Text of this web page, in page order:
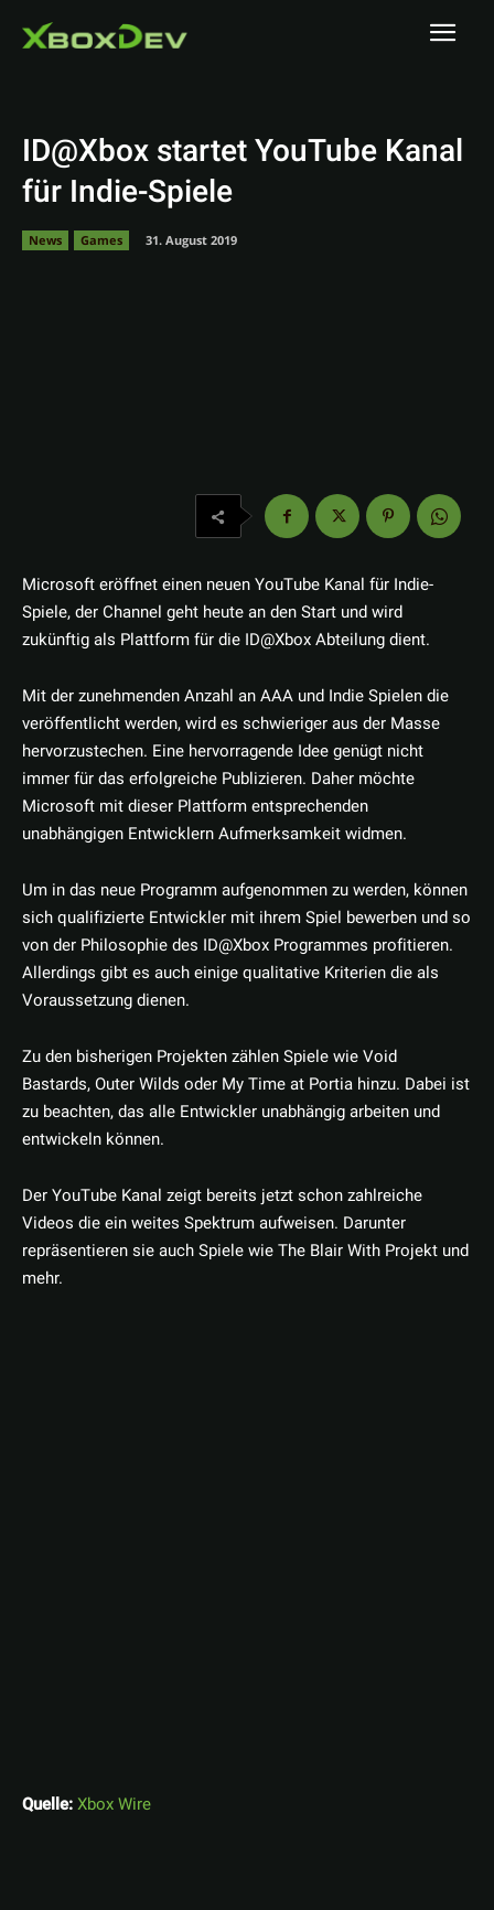
ID@Xbox startet YouTube Kanal
für Indie-Spiele
News Games 31. August 2019
Microsoft eröffnet einen neuen YouTube Kanal für Indie-
Spiele, der Channel geht heute an den Start und wird
zukünftig als Plattform für die ID@Xbox Abteilung dient.
Mit der zunehmenden Anzahl an AAA und Indie Spielen die
veröffentlicht werden, wird es schwieriger aus der Masse
hervorzustechen. Eine hervorragende Idee genügt nicht
immer für das erfolgreiche Publizieren. Daher möchte
Microsoft mit dieser Plattform entsprechenden
unabhängigen Entwicklern Aufmerksamkeit widmen.
Um in das neue Programm aufgenommen zu werden, können
sich qualifizierte Entwickler mit ihrem Spiel bewerben und so
von der Philosophie des ID@Xbox Programmes profitieren.
Allerdings gibt es auch einige qualitative Kriterien die als
Voraussetzung dienen.
Zu den bisherigen Projekten zählen Spiele wie Void
Bastards, Outer Wilds oder My Time at Portia hinzu. Dabei ist
zu beachten, das alle Entwickler unabhängig arbeiten und
entwickeln können.
Der YouTube Kanal zeigt bereits jetzt schon zahlreiche
Videos die ein weites Spektrum aufweisen. Darunter
repräsentieren sie auch Spiele wie The Blair With Projekt und
mehr.
Quelle:Xbox Wire